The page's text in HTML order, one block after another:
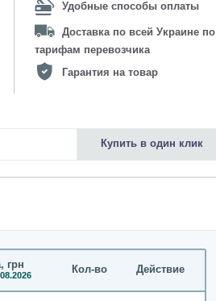
Удобные способы оплаты
Доставка по всей Украине по
тарифам перевозчика
Гарантия на товар
Купить в один клик
грн Кол-во Действие